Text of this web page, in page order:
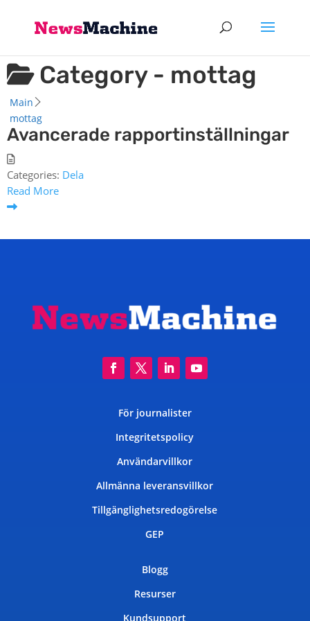
Category - mottag
Main
mottag
Avancerade rapportinställningar
Categories: Dela
Read More
För journalister
Integritetspolicy
Användarvillkor
Allmänna leveransvillkor
Tillgänglighetsredogörelse
GEP
Blogg
Resurser
Kundsupport